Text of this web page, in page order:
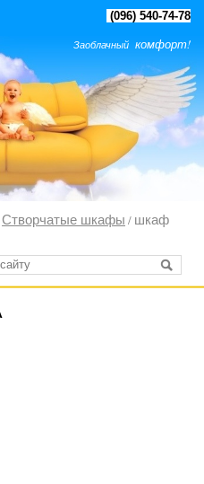
(096) 540-74-78
Заоблачный комфорт!
Створчатые шкафы / шкаф